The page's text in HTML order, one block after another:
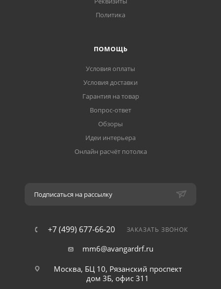
Политика
ПОМОЩЬ
Условия оплаты
Условия доставки
Гарантия на товар
Вопрос-ответ
Обзоры
Идеи интерьера
Онлайн расчёт потолка
Подписаться на рассылку
+7 (499) 677-66-20 ЗАКАЗАТЬ ЗВОНОК
mm6@avangardrf.ru
Москва, БЦ 10, Рязанский проспект
дом 3Б, офис 311